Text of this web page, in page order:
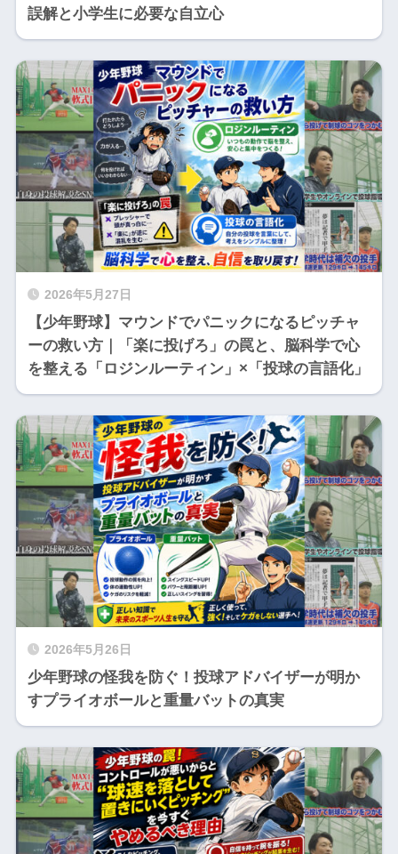
誤解と小学生に必要な自立心
2026年5月27日
【少年野球】マウンドでパニックになるピッチャ
ーの救い方｜「楽に投げろ」の罠と、脳科学で心
を整える「ロジンルーティン」×「投球の言語化」
2026年5月26日
少年野球の怪我を防ぐ！投球アドバイザーが明か
すプライオボールと重量バットの真実